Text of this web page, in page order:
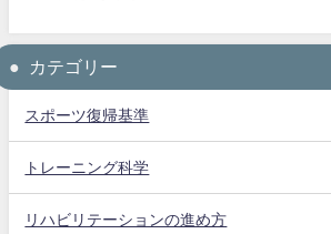
カテゴリー
スポーツ復帰基準
トレーニング科学
リハビリテーションの進め方